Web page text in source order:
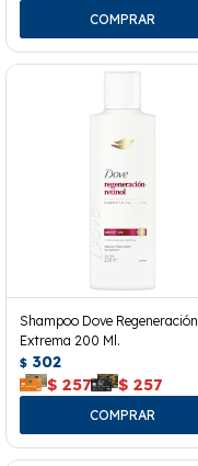
Shampoo Dove Regeneración
Extrema 200 Ml.
$ 302
$ 257 $ 257